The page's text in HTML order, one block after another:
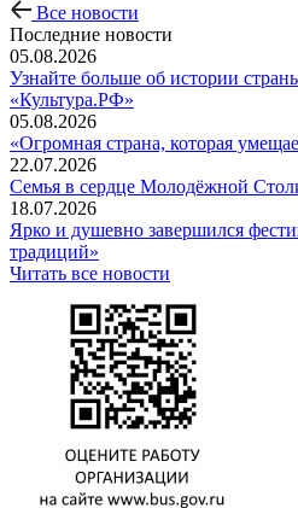
Все новости
Последние новости
05.08.2026
Узнайте больше об истории
«Культура.РФ»
05.08.2026
«Огромная страна, которая
22.07.2026
Семья в сердце Молодёжной
18.07.2026
Ярко и душевно завершился
традиций»
Читать все новости